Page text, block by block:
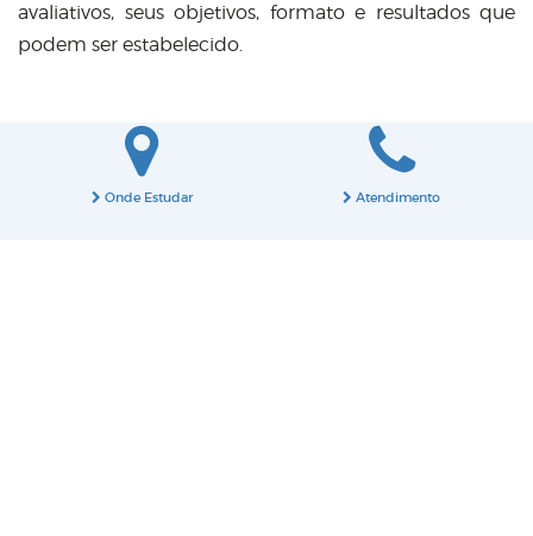
avaliativos, seus objetivos, formato e resultados que
podem ser estabelecido.
Onde Estudar Atendimento